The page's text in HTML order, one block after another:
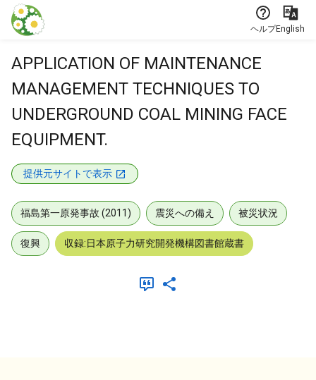
本文に飛ぶ
ヘルプEnglish
APPLICATION OF MAINTENANCE
MANAGEMENT TECHNIQUES TO
UNDERGROUND COAL MINING FACE
EQUIPMENT.
提供元サイトで表示
福島第一原発事故 (2011) 震災への備え 被災状況
復興 収録:日本原子力研究開発機構図書館蔵書